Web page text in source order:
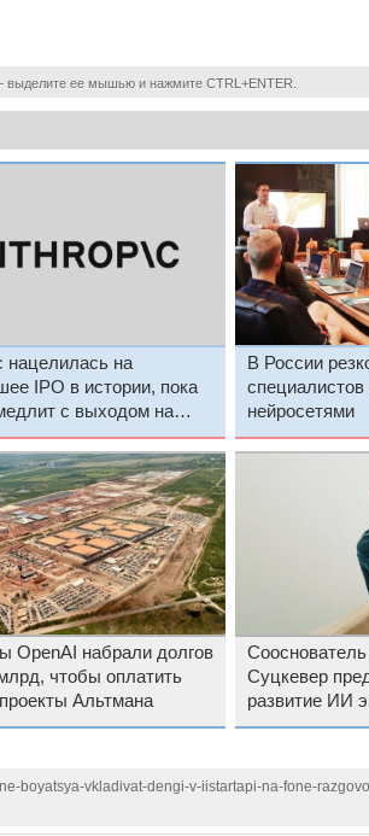
ее мышью и нажмите CTRL+ENTER.
нацелилась на
IPO в истории, пока
с выходом на
В России
нейросетями
OpenAI набрали долгов
чтобы оплатить
Альтмана
Суцкевер
развитие ИИ
методом себя
boyatsya-vkladivat-dengi-v-iistartapi-na-fone-